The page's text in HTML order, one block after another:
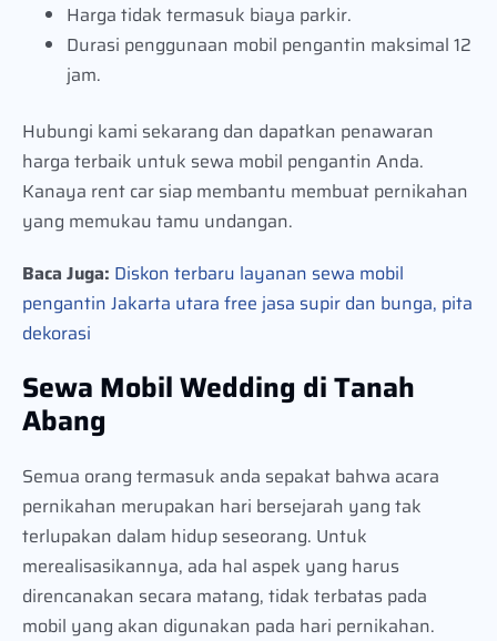
Harga tidak termasuk biaya parkir.
Durasi penggunaan mobil pengantin maksimal 12
jam.
Hubungi kami sekarang dan dapatkan penawaran
harga terbaik untuk sewa mobil pengantin Anda.
Kanaya rent car siap membantu membuat pernikahan
yang memukau tamu undangan.
Baca Juga: Diskon terbaru layanan sewa mobil
pengantin Jakarta utara free jasa supir dan bunga, pita
dekorasi
Sewa Mobil Wedding di Tanah
Abang
Semua orang termasuk anda sepakat bahwa acara
pernikahan merupakan hari bersejarah yang tak
terlupakan dalam hidup seseorang. Untuk
merealisasikannya, ada hal aspek yang harus
direncanakan secara matang, tidak terbatas pada
mobil yang akan digunakan pada hari pernikahan.